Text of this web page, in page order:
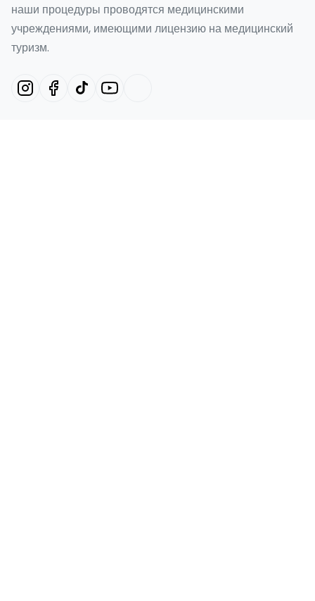
наши процедуры проводятся медицинскими
учреждениями, имеющими лицензию на медицинский
туризм.